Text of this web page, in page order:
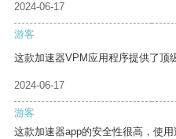
2024-06-17
游客
这款加速器VPM应用程序提供了顶
2024-06-17
游客
这款加速器app的安全性很高，使